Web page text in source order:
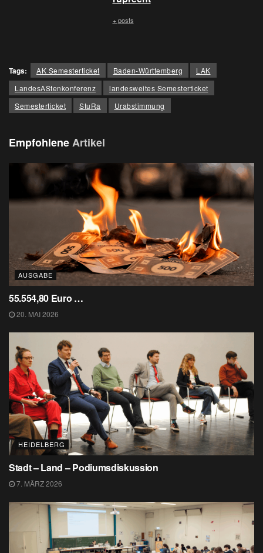
+ posts
Tags: AK Semesterticket Baden-Württemberg
LAK
LandesAStenkonferenz
landesweites Semesterticket
Semesterticket
StuRa Urabstimmung
EmpfohleneArtikel
AUSGABE
55.554,80 Euro …
20. MAI 2026
HEIDELBERG
Stadt – Land – Podiumsdiskussion
7. MÄRZ 2026